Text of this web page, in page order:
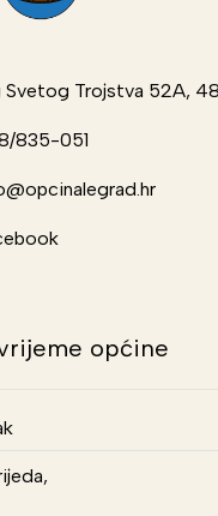
Svetog Trojstva 52A,
835-051
općine